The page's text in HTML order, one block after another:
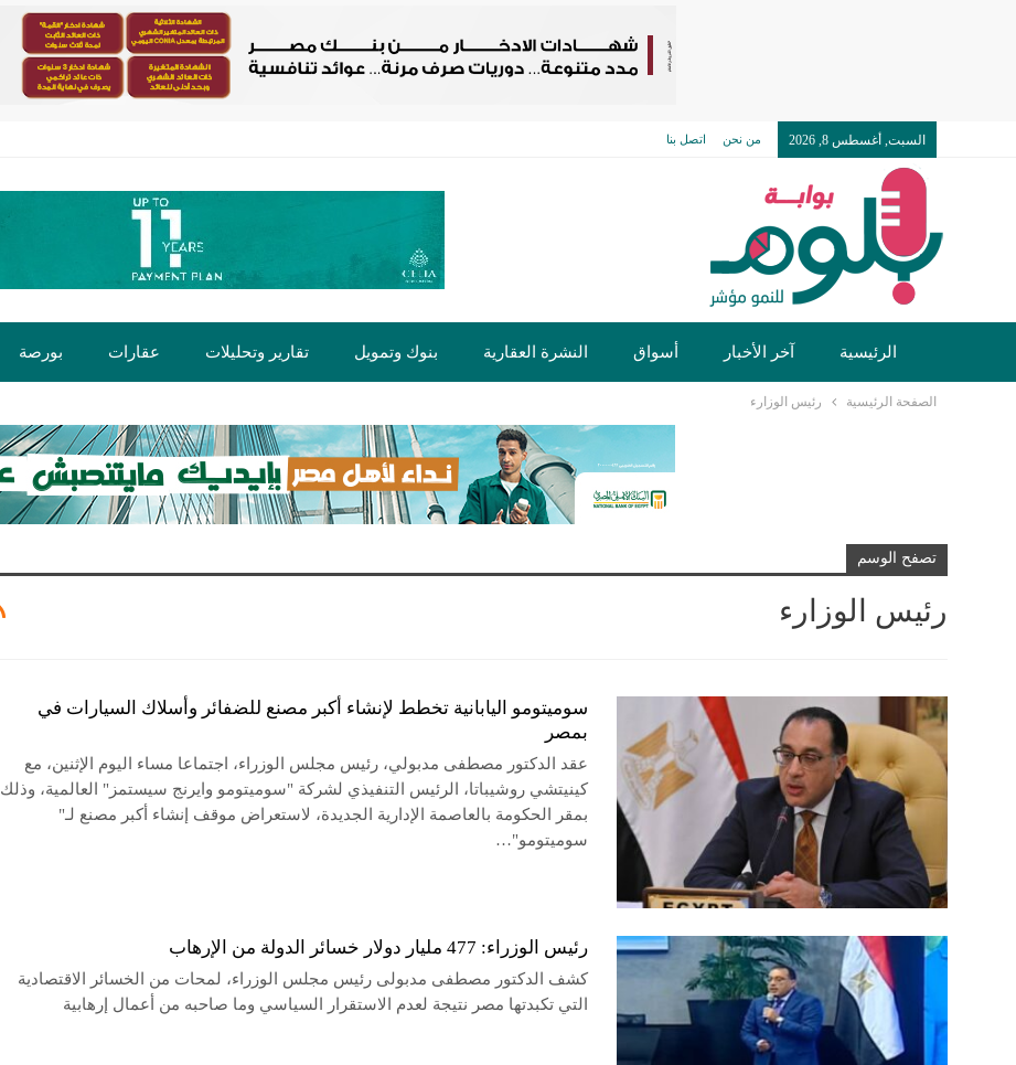
السبت, أغسطس 8, 2026 من نحن اتصل بنا
الرئيسية آخر الأخبار أسواق النشرة العقارية بنوك وتمويل تقارير وتحليلات عقارات بورصة
الصفحة الرئيسية رئيس الوزارء
تصفح الوسم
رئيس الوزارء
سوميتومو اليابانية تخطط لإنشاء أكبر مصنع للضفائر وأسلاك السيارات في
بمصر
عقد الدكتور مصطفى مدبولي، رئيس مجلس الوزراء، اجتماعا مساء اليوم الإثنين، مع
كينيتشي روشيباتا، الرئيس التنفيذي لشركة "سوميتومو وايرنج سيستمز" العالمية، وذلك
بمقر الحكومة بالعاصمة الإدارية الجديدة، لاستعراض موقف إنشاء أكبر مصنع لـ"
سوميتومو"…
رئيس الوزراء: 477 مليار دولار خسائر الدولة من الإرهاب
كشف الدكتور مصطفى مدبولى رئيس مجلس الوزراء، لمحات من الخسائر الاقتصادية
التي تكبدتها مصر نتيجة لعدم الاستقرار السياسي وما صاحبه من أعمال إرهابية